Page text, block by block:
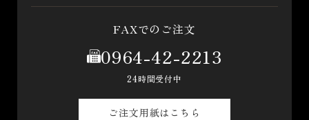
FAXでのご注文
0964-42-2213
24時間受付中
ご注文用紙はこちら